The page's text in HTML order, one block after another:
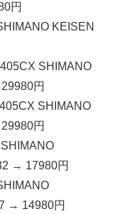
円
KEISEN
SHIMANO
円
SHIMANO
円
→ 17980円
→ 14980円